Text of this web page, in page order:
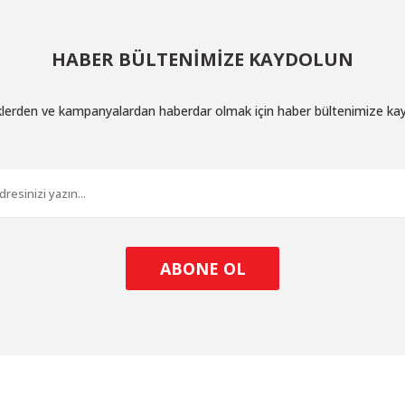
HABER BÜLTENİMİZE KAYDOLUN
ve kampanyalardan haberdar olmak için haber bültenimize
ABONE OL